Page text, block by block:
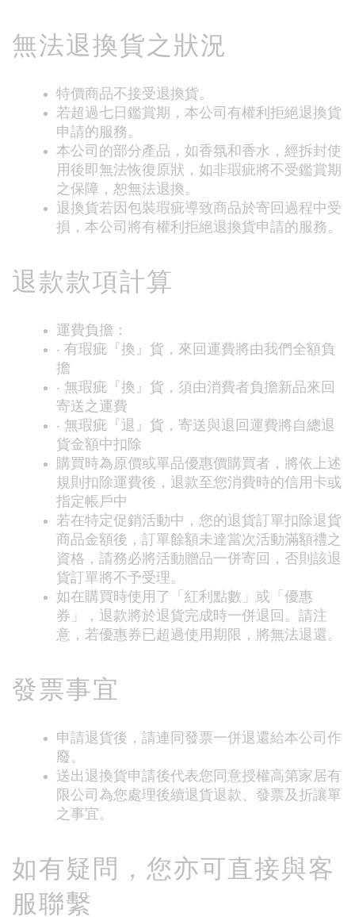
無法退換貨之狀況
特價商品不接受退換貨。
若超過七日鑑賞期，本公司有權利拒絕退換貨
申請的服務。
本公司的部分產品，如香氛和香水，經拆封使
用後即無法恢復原狀，如非瑕疵將不受鑑賞期
之保障，恕無法退換。
退換貨若因包裝瑕疵導致商品於寄回過程中受
損，本公司將有權利拒絕退換貨申請的服務。
退款款項計算
運費負擔：
‧ 有瑕疵『換』貨，來回運費將由我們全額負
擔
‧ 無瑕疵『換』貨，須由消費者負擔新品來回
寄送之運費
‧ 無瑕疵『退』貨，寄送與退回運費將自總退
貨金額中扣除
購買時為原價或單品優惠價購買者，將依上述
規則扣除運費後，退款至您消費時的信用卡或
指定帳戶中
若在特定促銷活動中，您的退貨訂單扣除退貨
商品金額後，訂單餘額未達當次活動滿額禮之
資格，請務必將活動贈品一併寄回，否則該退
貨訂單將不予受理。
如在購買時使用了「紅利點數」或「優惠
券」，退款將於退貨完成時一併退回。請注
意，若優惠券已超過使用期限，將無法退還。
發票事宜
申請退貨後，請連同發票一併退還給本公司作
廢。
送出退換貨申請後代表您同意授權高第家居有
限公司為您處理後續退貨退款、發票及折讓單
之事宜。
如有疑問，您亦可直接與客
服聯繫